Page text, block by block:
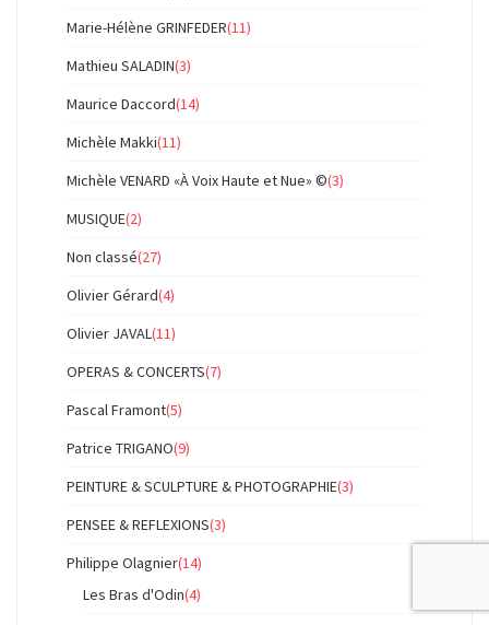
Marie-Hélène GRINFEDER(11)
Mathieu SALADIN(3)
Maurice Daccord(14)
Michèle Makki(11)
Michèle VENARD «À Voix Haute et Nue» ©(3)
MUSIQUE(2)
Non classé(27)
Olivier Gérard(4)
Olivier JAVAL(11)
OPERAS & CONCERTS(7)
Pascal Framont(5)
Patrice TRIGANO(9)
PEINTURE & SCULPTURE & PHOTOGRAPHIE(3)
PENSEE & REFLEXIONS(3)
Philippe Olagnier(14)
Les Bras d'Odin(4)